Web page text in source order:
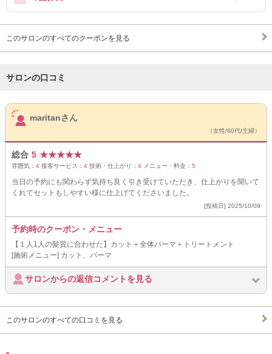
このサロンのすべてのクーポンを見る
サロンの口コミ
サロンPick Up
maritanさん
（女性/60代/主婦）
総合 5 ★★★★★
雰囲気： 4 接客サービス： 4 技術・仕上がり： 4 メニュー・料金： 5
当日の予約にも関わらず気持ち良く引き受けていただき、仕上がりを聞いて
くれてセットもしやすい様に仕上げてくださいました。
[投稿日] 2025/10/09
予約時のクーポン・メニュー
【１人1人の髪質に合わせた】カット＋全体パーマ＋トリートメント
[施術メニュー] カット、パーマ
サロンからの返信コメントを見る
このサロンのすべての口コミを見る